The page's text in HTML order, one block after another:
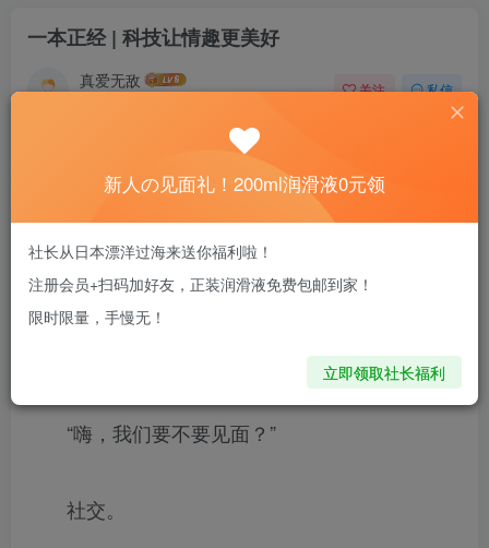
一本正经 | 科技让情趣更美好
真爱无敌 关注 私信
📢 社长提示：新用户注册并加好友，免费领
200ml润滑液哦～
陌陌成功把陌生人的社交需求拿到了台面
“嗨，我们要不要见面？”
社交。
新人の见面礼！200ml润滑液0元领
社长从日本漂洋过海来送你福利啦！
注册会员+扫码加好友，正装润滑液免费包邮到家！
限时限量，手慢无！
立即领取社长福利